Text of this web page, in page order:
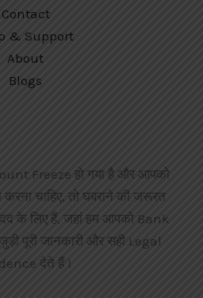
Contact
& Support
About
Blogs
Freeze हो गया है और आपको
चाहिए, तो घबराने की जरूरत
के लिए हैं, जहां हम आपको Bank
पूरी जानकारी और सही Legal
देते हैं।